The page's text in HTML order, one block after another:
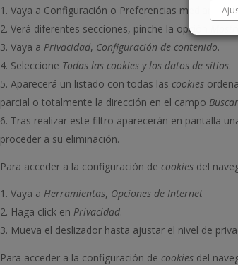
Vaya a Configuración o Preferencias mediante
Verá diferentes secciones, pinche la opción
Vaya a Privacidad, Configuración de contenido.
Seleccione Todas las cookies y los datos de sitios.
Aparecerá un listado con todas las cookies
parcial o totalmente la dirección en el campo
Tras realizar este filtro aparecerán en pantalla
proceder a su eliminación.
Para acceder a la configuración de cookies del
Vaya a Herramientas, Opciones de Internet
Haga click en Privacidad.
Mueva el deslizador hasta ajustar el nivel de
Para acceder a la configuración de cookies del